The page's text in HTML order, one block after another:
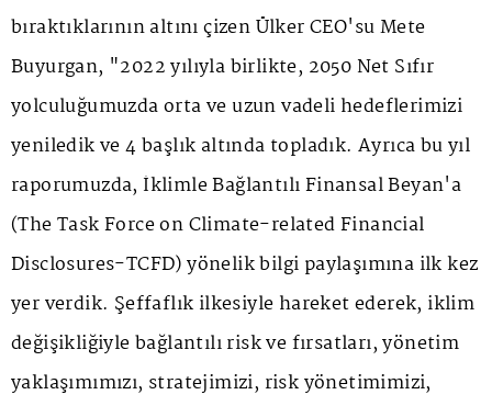
bıraktıklarının altını çizen Ülker CEO'su Mete
Buyurgan, "2022 yılıyla birlikte, 2050 Net Sıfır
yolculuğumuzda orta ve uzun vadeli hedeflerimizi
yeniledik ve 4 başlık altında topladık. Ayrıca bu yıl
raporumuzda, İklimle Bağlantılı Finansal Beyan'a
(The Task Force on Climate-related Financial
Disclosures-TCFD) yönelik bilgi paylaşımına ilk kez
yer verdik. Şeffaflık ilkesiyle hareket ederek, iklim
değişikliğiyle bağlantılı risk ve fırsatları, yönetim
yaklaşımımızı, stratejimizi, risk yönetimimizi,